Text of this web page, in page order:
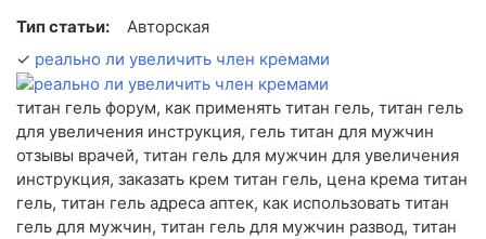
Тип статьи:
Авторская
✓ реально ли увеличить член кремами
титан гель форум, как применять титан гель, титан гель
для увеличения инструкция, гель титан для мужчин
отзывы врачей, титан гель для мужчин для увеличения
инструкция, заказать крем титан гель, цена крема титан
гель, титан гель адреса аптек, как использовать титан
гель для мужчин, титан гель для мужчин развод, титан